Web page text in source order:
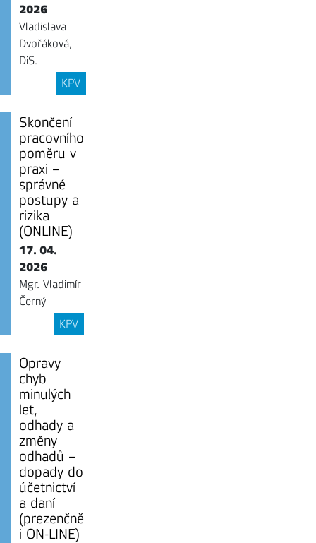
2026
Vladislava
Dvořáková,
DiS.
KPV
Skončení
pracovního
poměru v
praxi –
správné
postupy a
rizika
(ONLINE)
17. 04.
2026
Mgr. Vladimír
Černý
KPV
Opravy
chyb
minulých
let,
odhady a
změny
odhadů –
dopady do
účetnictví
a daní
(prezenčně
i ON-LINE)